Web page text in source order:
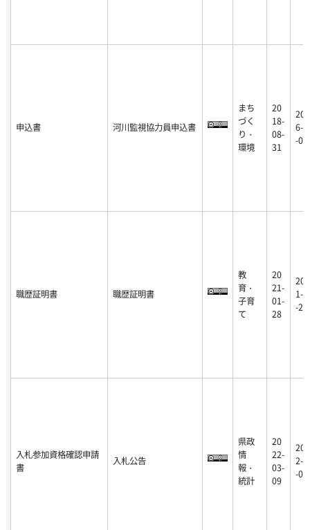
申込書 河川監視協力員申込書
まち
づく
り・
環境
20
18-
08-
31
202
6-
-07
職歴証明書 職歴証明書
教
育・
子育
て
20
21-
01-
28
202
1-
-28
入札参加資格確認申請
書
入札公告
県政
情
報・
統計
20
22-
03-
09
202
2-
-09